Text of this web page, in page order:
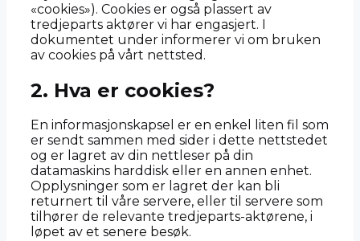
«cookies»). Cookies er også plassert av
tredjeparts aktører vi har engasjert. I
dokumentet under informerer vi om bruken
av cookies på vårt nettsted.
2. Hva er cookies?
En informasjonskapsel er en enkel liten fil som
er sendt sammen med sider i dette nettstedet
og er lagret av din nettleser på din
datamaskins harddisk eller en annen enhet.
Opplysninger som er lagret der kan bli
returnert til våre servere, eller til servere som
tilhører de relevante tredjeparts-aktørene, i
løpet av et senere besøk.